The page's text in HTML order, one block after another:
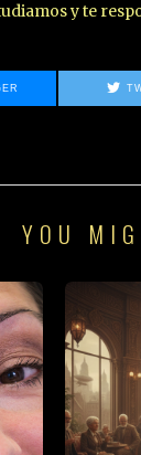
y te
YOU